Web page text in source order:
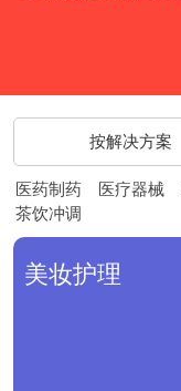
按解决方案
医药制药 医疗器械
茶饮冲调
美妆护理